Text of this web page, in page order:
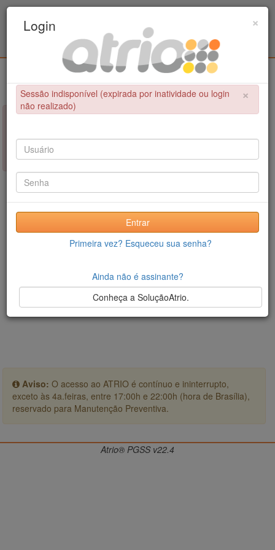
Educação Física / UPE - UFPB
×
NÃO FOI POSSÍVEL CONCLUIR A OPERAÇÃO
Sessão indisponível (expirada por inatividade ou login não
realizado)
Aviso: O acesso ao ATRIO é contínuo e ininterrupto,
exceto às 4a.feiras, entre 17:00h e 22:00h (hora de Brasília),
reservado para Manutenção Preventiva.
×
Login
×
Sessão indisponível (expirada por inatividade ou login
não realizado)
Entrar
Primeira vez? Esqueceu sua senha?
Ainda não é assinante?
Conheça a SoluçãoAtrio.
Atrio® PGSS v22.4